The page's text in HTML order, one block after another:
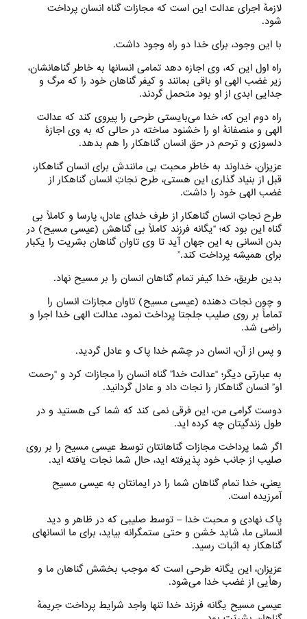
لازمهٔ اجرای عدالت این است که مجازات گناه انسان پرداخت
شود.
با این وجود، برای خدا دو راه وجود داشت.
راه اول این که، وی اجازه دهد تمامی انسانها به خاطر گناهانشان،
زیر غضب الهی او باقی بمانند و کیفر گناهان خود را که مرگ و
جدایی ابدی از او بود متحمل گردند.
راه دوم این که، خدا می‌‌بایستی طرحی را پیروی کند که عدالت
الهی و منصفانهٔ او را خشنود ساخته در حالی که به وی اجازهٔ
دلسوزی و ترحم در حق انسان گناهکار را هم بدهد.
عزیزان، خداوند به خاطر محبت بی‌ مانندش برای انسان گناهکار،
قبل از بنیاد گذاری این هستی‌، طرح نجاتِ انسان گناهکار از
غضب الهی خود را داشت.
طرح نجاتِ انسان گناهکار از طرف خدای عادل، پارسا و کاملاً بی‌
گناه این بود که؛ “یگانه فرزند کاملاً بی‌ گناهش (عیسی مسیح) در
بدن انسانی به این جهان آید تا وی تاوان گناهان بشریت را یکبار
برای همیشه پرداخت کند.”
بدین طریق، خدا کیفر تمام گناهان انسان را بر مسیح نهاد.
و چون نجات دهنده (عیسی مسیح) تاوان مجازات انسان را
تماماً بر روی صلیب جلجتا پرداخت نمود، عدالت الهی خدا اجرا و
راضی شد.
و پس از آن، انسان در چشم خدا پاک و عادل گردید.
به عبارتی دیگر؛ “عدالت خدا” گناه انسان را مجازات کرد و “رحمت
او” انسان گناهکار را نجات داد و عادل گردانید.
دوست گرامی من، این فرقی نمی کند که شما کی هستید و در
طول زندگیتان چه کرده اید.
اگر شما پرداخت مجازات گناهانتان توسط عیسی مسیح را بر روی
صلیب از جانب خود پذیرفته اید، حال شما نجات یافته اید.
یعنی، خدا تمام گناهان شما را در ایمانتان به عیسی مسیح
آمرزیده است.
پاک نهادی و محبت خدا – توسط صلیبی که در ظاهر و دید
انسانی ما، شاید خشن و حتی ستمگرانه بیاید، برای ما انسانهای
گناهکار به اثبات رسید.
عزیزان، این یگانه طرحی است که موجب بخشش گناهان ما و
رهأیی از غضب خدا می‌‌شود.
عیسی مسیح یگانه فرزند خدا تنها واجد شرایط پرداخت جریمهٔ